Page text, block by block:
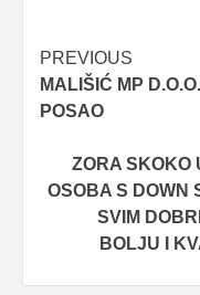
Post
navigation
PREVIOUS
MALIŠIĆ MP
POSAO
ZORA SKOKO
OSOBA S DOWN
SVIM
BOLJU I